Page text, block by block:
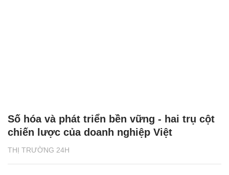
THỊ TRƯỜNG 24H
Số hóa và phát triển bền vững - hai trụ cột
chiến lược của doanh nghiệp Việt